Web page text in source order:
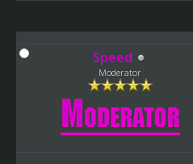
Speed
Moderator